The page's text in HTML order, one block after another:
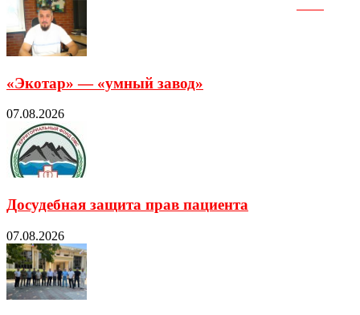
«Экотар» — «умный завод»
07.08.2026
Досудебная защита прав пациента
07.08.2026